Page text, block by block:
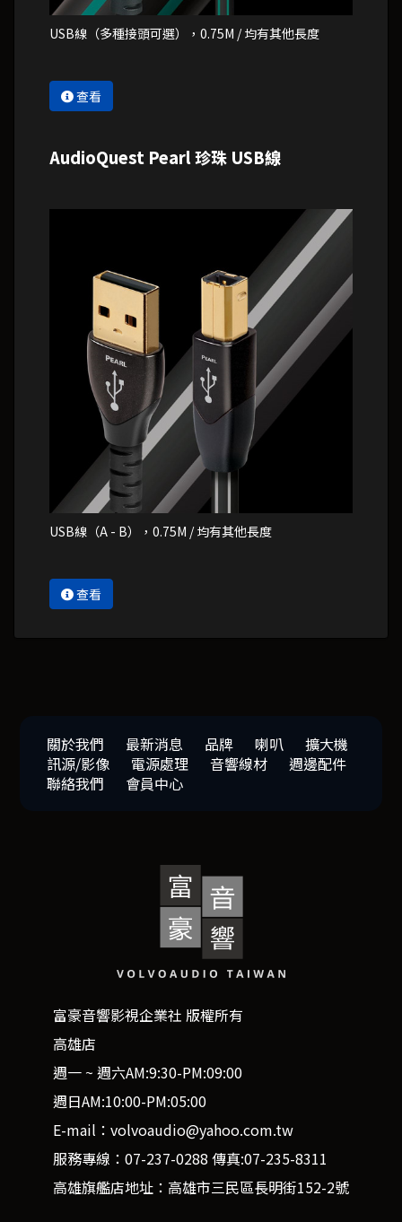
USB線（多種接頭可選），0.75M / 均有其他長度
查看
USB線（A - B），0.75M / 均有其他長度
查看
AudioQuest Pearl 珍珠 USB線
關於我們 最新消息 品牌 喇叭
擴大機
訊源/影像
電源處理 音響線材
週邊配件
聯絡我們
會員中心
富豪音響影視企業社 版權所有
高雄店
週一 ~ 週六AM:9:30-PM:09:00
週日AM:10:00-PM:05:00
E-mail：volvoaudio@yahoo.com.tw
服務專線：07-237-0288 傳真:07-235-8311
高雄旗艦店地址：高雄市三民區長明街152-2號